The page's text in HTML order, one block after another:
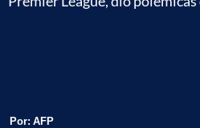
Por: AFP